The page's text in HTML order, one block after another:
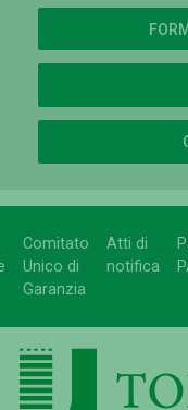
Comitato
Unico di
Garanzia
Atti di
notifica